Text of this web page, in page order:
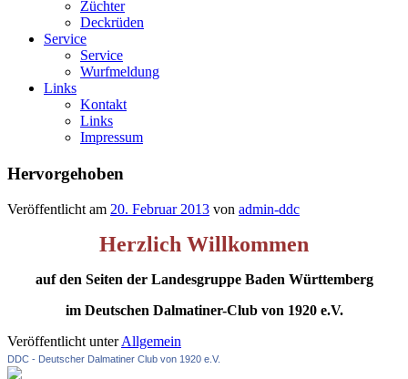
Züchter
Deckrüden
Service
Service
Wurfmeldung
Links
Kontakt
Links
Impressum
Hervorgehoben
Veröffentlicht am 20. Februar 2013 von admin-ddc
Herzlich Willkommen
auf den Seiten der Landesgruppe Baden Württemberg
im Deutschen Dalmatiner-Club von 1920 e.V.
Veröffentlicht unter Allgemein
DDC - Deutscher Dalmatiner Club von 1920 e.V.